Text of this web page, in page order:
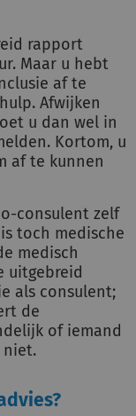
rapport
Maar u hebt
af te
Afwijken
u dan wel in
Kortom, u
af te kunnen
consulent zelf
toch medische
medisch
uitgebreid
als consulent;
de
of iemand
niet.